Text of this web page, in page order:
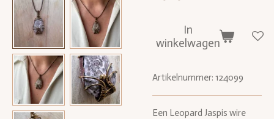
In
winkelwagen
Artikelnummer: 124099
Een Leopard Jaspis wire